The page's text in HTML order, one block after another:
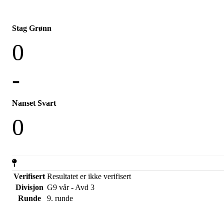
Stag Grønn
0
-
Nanset Svart
0
Verifisert Resultatet er ikke verifisert
Divisjon G9 vår - Avd 3
Runde
9. runde